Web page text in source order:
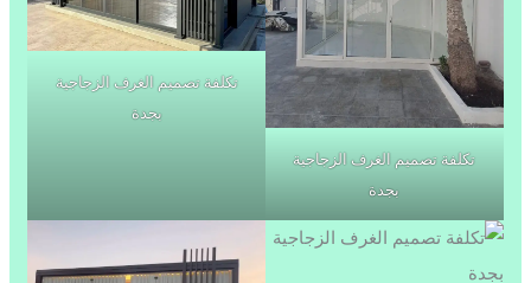
تكلفة تصميم الغرف الزجاجية
بجدة
تكلفة تصميم الغرف الزجاجية
بجدة